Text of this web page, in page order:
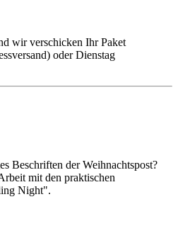
wir verschicken Ihr Paket
oder Dienstag
Beschriften der Weihnachtspost?
mit den praktischen
Night".